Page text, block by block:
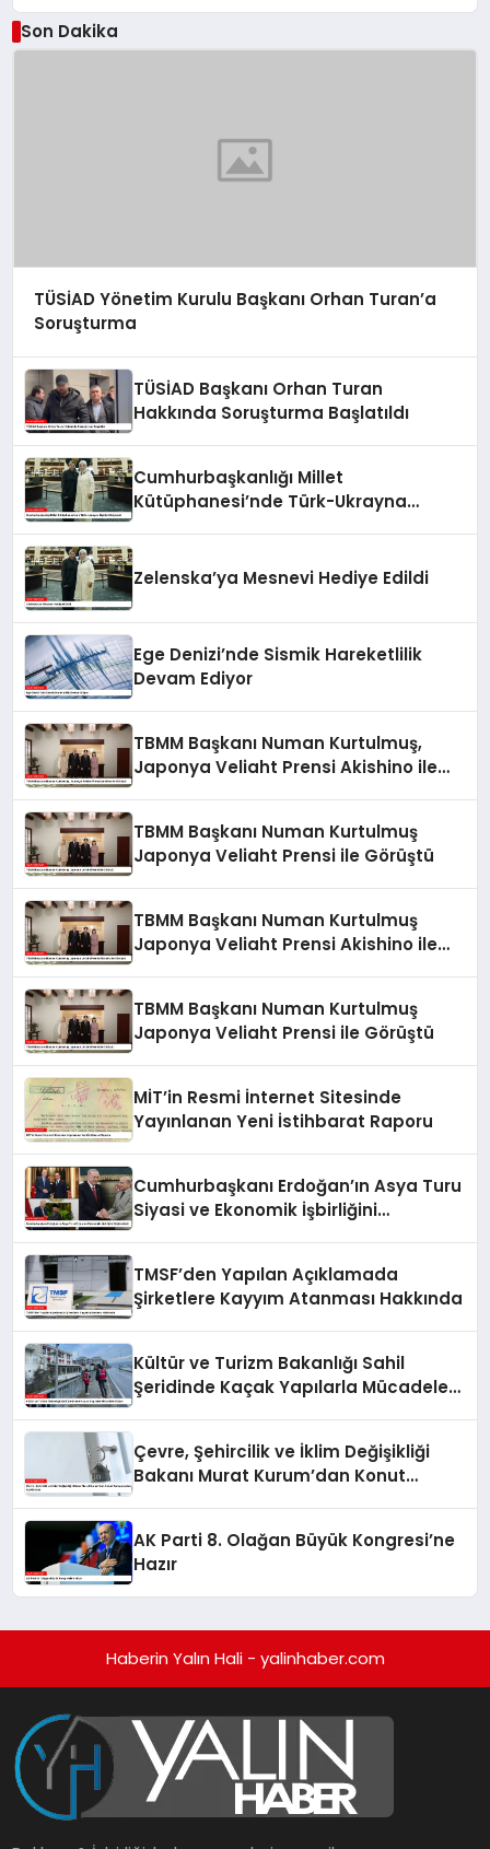
Son Dakika
TÜSİAD Yönetim Kurulu Başkanı Orhan Turan’a
Soruşturma
TÜSİAD Başkanı Orhan Turan
Hakkında Soruşturma Başlatıldı
Cumhurbaşkanlığı Millet
Kütüphanesi’nde Türk-Ukrayna
Zelenska’ya Mesnevi Hediye Edildi
Ege Denizi’nde Sismik Hareketlilik
Devam Ediyor
TBMM Başkanı Numan Kurtulmuş,
Japonya Veliaht Prensi Akishino ile
TBMM Başkanı Numan Kurtulmuş
Japonya Veliaht Prensi ile Görüştü
TBMM Başkanı Numan Kurtulmuş
Japonya Veliaht Prensi Akishino ile
TBMM Başkanı Numan Kurtulmuş
Japonya Veliaht Prensi ile Görüştü
MİT’in Resmi İnternet Sitesinde
Yayınlanan Yeni İstihbarat Raporu
Cumhurbaşkanı Erdoğan’ın Asya Turu
Siyasi ve Ekonomik İşbirliğini
TMSF’den Yapılan Açıklamada
Şirketlere Kayyım Atanması Hakkında
Kültür ve Turizm Bakanlığı Sahil
Şeridinde Kaçak Yapılarla Mücadele
Çevre, Şehircilik ve İklim Değişikliği
Bakanı Murat Kurum’dan Konut
AK Parti 8. Olağan Büyük Kongresi’ne
Hazır
Haberin Yalın Hali - yalinhaber.com